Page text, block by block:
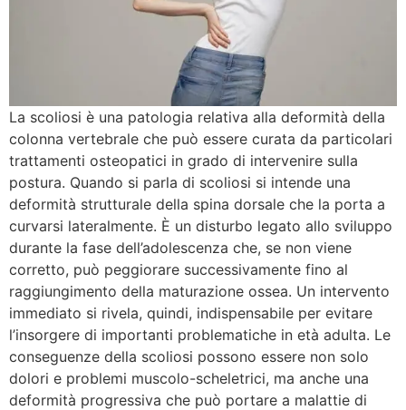
La scoliosi è una patologia relativa alla deformità della
colonna vertebrale che può essere curata da particolari
trattamenti osteopatici in grado di intervenire sulla
postura. Quando si parla di scoliosi si intende una
deformità strutturale della spina dorsale che la porta a
curvarsi lateralmente. È un disturbo legato allo sviluppo
durante la fase dell’adolescenza che, se non viene
corretto, può peggiorare successivamente fino al
raggiungimento della maturazione ossea. Un intervento
immediato si rivela, quindi, indispensabile per evitare
l’insorgere di importanti problematiche in età adulta. Le
conseguenze della scoliosi possono essere non solo
dolori e problemi muscolo-scheletrici, ma anche una
deformità progressiva che può portare a malattie di